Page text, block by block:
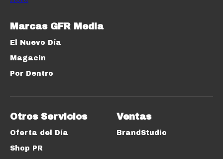
Marcas GFR Media
El Nuevo Día
Magacín
Por Dentro
Otros Servicios
Oferta del Día
Shop PR
Ventas
BrandStudio